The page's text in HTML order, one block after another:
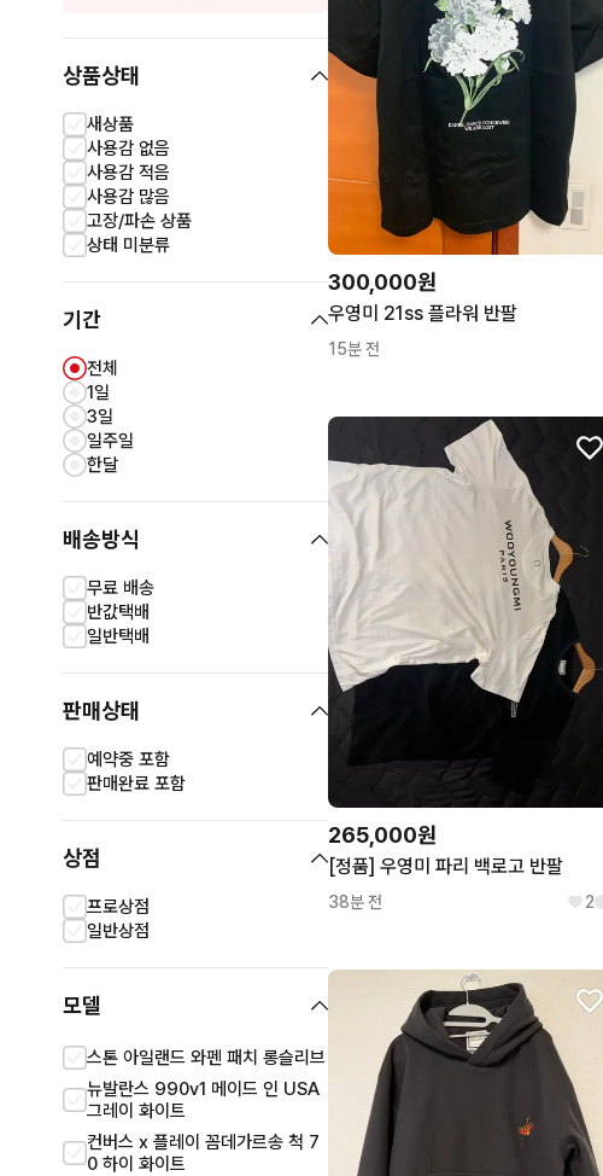
상품상태
새상품
사용감 없음
사용감 적음
사용감 많음
고장/파손 상품
상태 미분류
기간
전체
1일
3일
일주일
한달
배송방식
무료 배송
반값택배
일반택배
판매상태
예약중 포함
판매완료 포함
상점
프로상점
일반상점
모델
스톤 아일랜드 와펜 패치 롱슬리브
뉴발란스 990v1 메이드 인 USA
그레이 화이트
컨버스 x 플레이 꼼데가르송 척 7
0 하이 화이트
발렌시아가 코트
톰브라운 숏슬리브 셔츠
발렌티노 셔츠
스톤 아일랜드 로고 폴로 셔츠
300,000원
우영미 21ss 플라워 반팔
15분 전
265,000원
[정품] 우영미 파리 백로고 반팔
38분 전 2